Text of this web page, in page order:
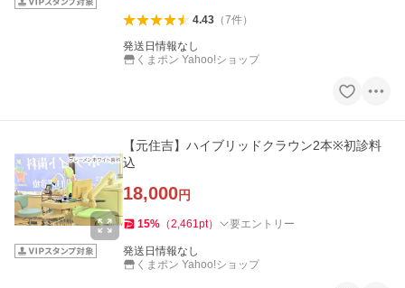
4.43（7件）
発送日情報なし
くまポン Yahoo!ショップ
【元住吉】ハイブリッドクラウン2本※初診料
込
18,000円
15% （2,461pt） 要エントリー
発送日情報なし
くまポン Yahoo!ショップ